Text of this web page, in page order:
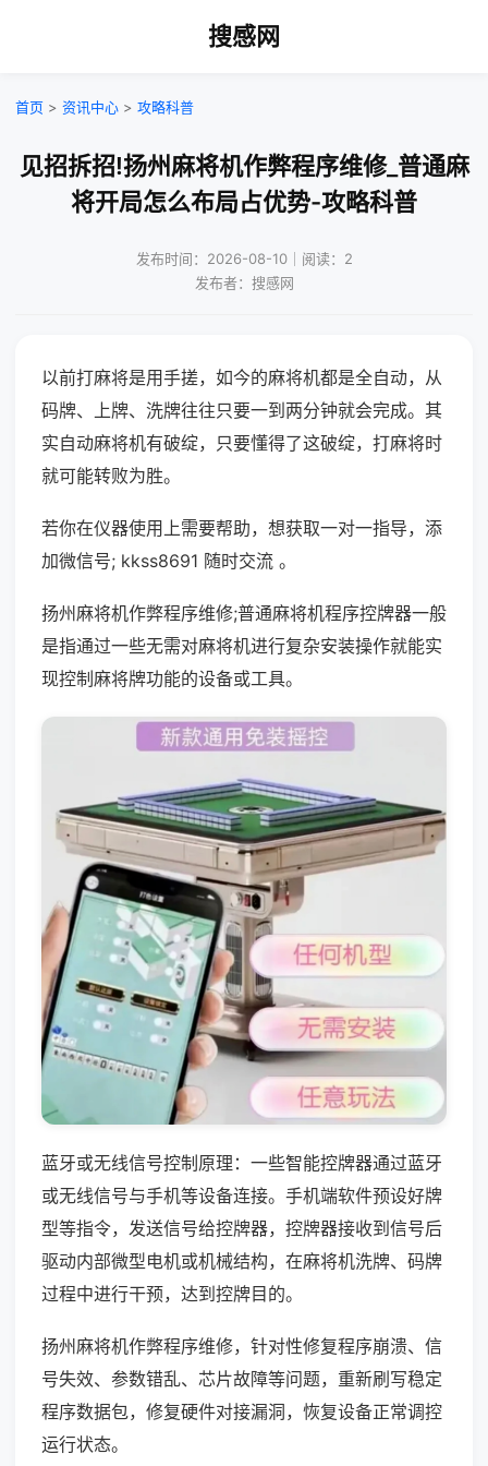
搜感网
首页 > 资讯中心 > 攻略科普
见招拆招!扬州麻将机作弊程序维修_普通麻
将开局怎么布局占优势-攻略科普
发布时间：2026-08-10｜阅读：2
发布者：搜感网
以前打麻将是用手搓，如今的麻将机都是全自动，从
码牌、上牌、洗牌往往只要一到两分钟就会完成。其
实自动麻将机有破绽，只要懂得了这破绽，打麻将时
就可能转败为胜。
若你在仪器使用上需要帮助，想获取一对一指导，添
加微信号; kkss8691 随时交流 。
扬州麻将机作弊程序维修;普通麻将机程序控牌器一般
是指通过一些无需对麻将机进行复杂安装操作就能实
现控制麻将牌功能的设备或工具。
蓝牙或无线信号控制原理：一些智能控牌器通过蓝牙
或无线信号与手机等设备连接。手机端软件预设好牌
型等指令，发送信号给控牌器，控牌器接收到信号后
驱动内部微型电机或机械结构，在麻将机洗牌、码牌
过程中进行干预，达到控牌目的。
扬州麻将机作弊程序维修，针对性修复程序崩溃、信
号失效、参数错乱、芯片故障等问题，重新刷写稳定
程序数据包，修复硬件对接漏洞，恢复设备正常调控
运行状态。